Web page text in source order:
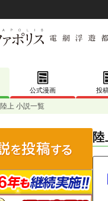
公式漫画 投
陸上 小説一覧